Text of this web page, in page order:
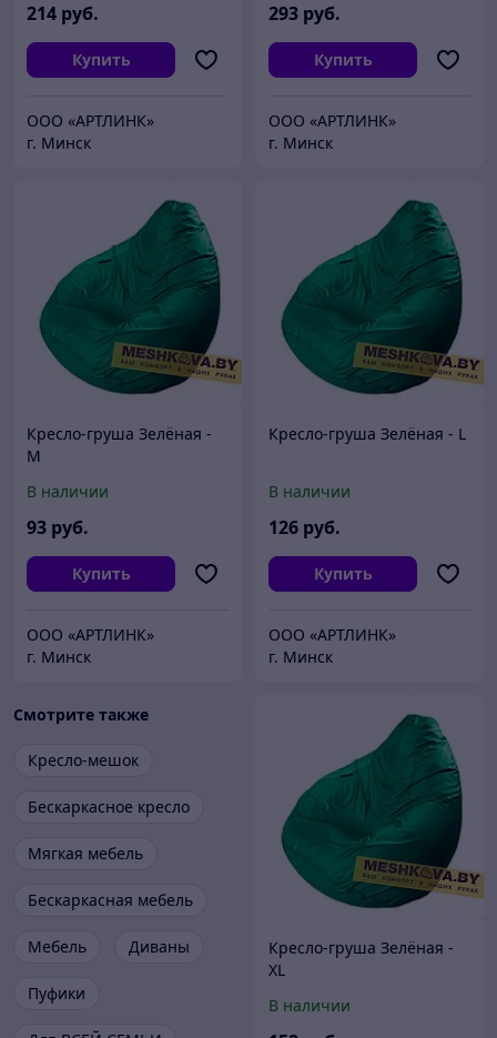
214 руб.
Купить
ООО «АРТЛИНК»
г. Минск
293 руб.
Купить
ООО «АРТЛИНК»
г. Минск
Кресло-груша Зелёная -
M
В наличии
93 руб.
Купить
ООО «АРТЛИНК»
г. Минск
Кресло-груша Зелёная - L
В наличии
126 руб.
Купить
ООО «АРТЛИНК»
г. Минск
Смотрите также
Кресло-мешок
Бескаркасное кресло
Мягкая мебель
Бескаркасная мебель
Мебель Диваны
Пуфики
Кресло-груша Зелёная -
XL
В наличии